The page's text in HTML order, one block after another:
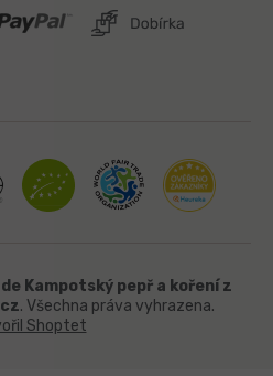
Shoptet
Kampotský pepř a koření z
. Všechna práva vyhrazena.